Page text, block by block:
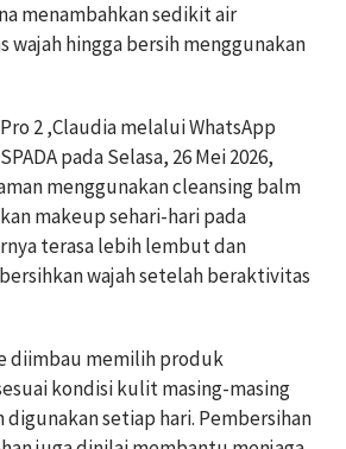
menambahkan sedikit air
wajah hingga bersih menggunakan
2 ,Claudia melalui WhatsApp
pada Selasa, 26 Mei 2026,
menggunakan cleansing balm
makeup sehari-hari pada
terasa lebih lembut dan
wajah setelah beraktivitas
diimbau memilih produk
kondisi kulit masing-masing
digunakan setiap hari. Pembersihan